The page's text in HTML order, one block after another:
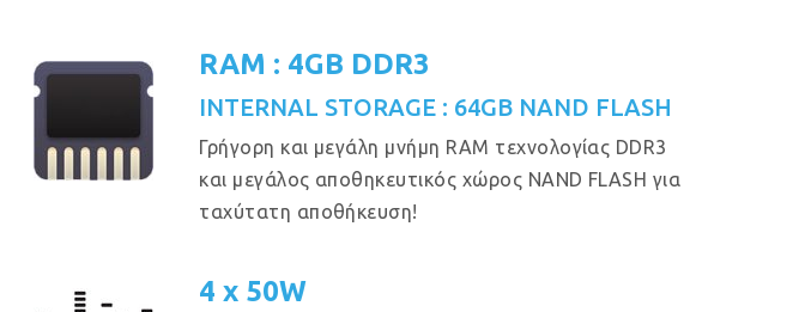
RAM : 4GB DDR3
INTERNAL STORAGE : 64GB NAND FLASH
Γρήγορη και μεγάλη μνήμη RAM τεχνολογίας DDR3
και μεγάλος αποθηκευτικός χώρος NAND FLASH για
ταχύτατη αποθήκευση!
4 x 50W